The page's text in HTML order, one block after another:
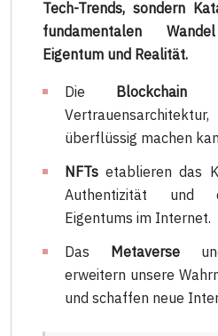
Tech-Trends, sondern
fundamentalen
Eigentum und Realität.
Die Blockchain
überflüssig machen
NFTs etablieren das
Authentizität und
Eigentums im Internet.
Das Metaverse
erweitern unsere
und schaffen neue